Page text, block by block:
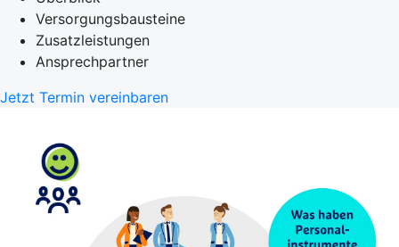
Versorgungsbausteine
Zusatzleistungen
Ansprechpartner
Jetzt Termin vereinbaren